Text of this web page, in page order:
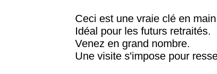
Ceci est une vraie clé en
Idéal pour les futurs retraités.
Venez en grand nombre.
Une visite s'impose pour